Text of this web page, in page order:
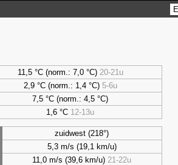
11,5 °C (norm.: 7,0 °C) 20-21u
2,9°C (norm.: 1,4 °C) 5-6u
7,5 °C (norm.: 4,5 °C)
1,6 °C 12-13u
zuidwest (218°)
5,3 m/s (19,1 km/u)
11,0 m/s (39,6 km/u) 21-22u